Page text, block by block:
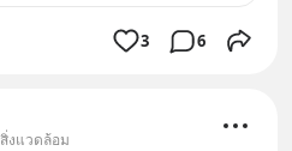
3 6
งแวดล้อม